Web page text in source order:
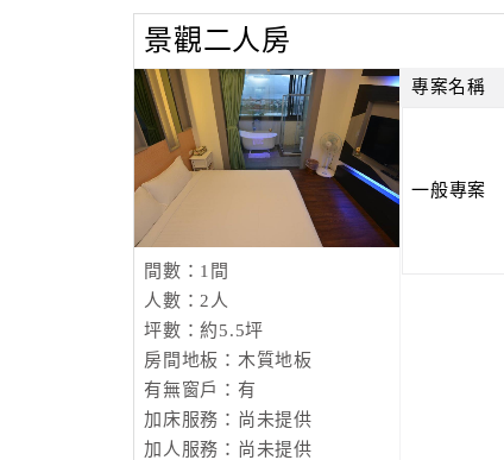
景觀二人房
間數：1間
人數：2人
坪數：約5.5坪
房間地板：木質地板
有無窗戶：有
加床服務：尚未提供
加人服務：尚未提供
專案名稱
一般專案